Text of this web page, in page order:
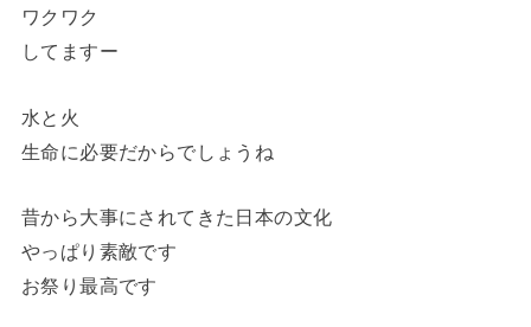
ワクワク
してますー
水と火
生命に必要だからでしょうね
昔から大事にされてきた日本の文化
やっぱり素敵です
お祭り最高です